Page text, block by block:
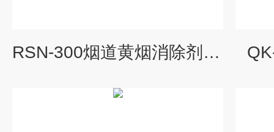
RSN-300烟道黄烟消除剂销售